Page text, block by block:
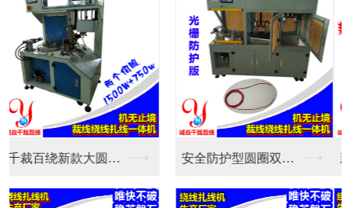
新款中圆圈双扎全自动... 安全防护型圆圈双扎绕...